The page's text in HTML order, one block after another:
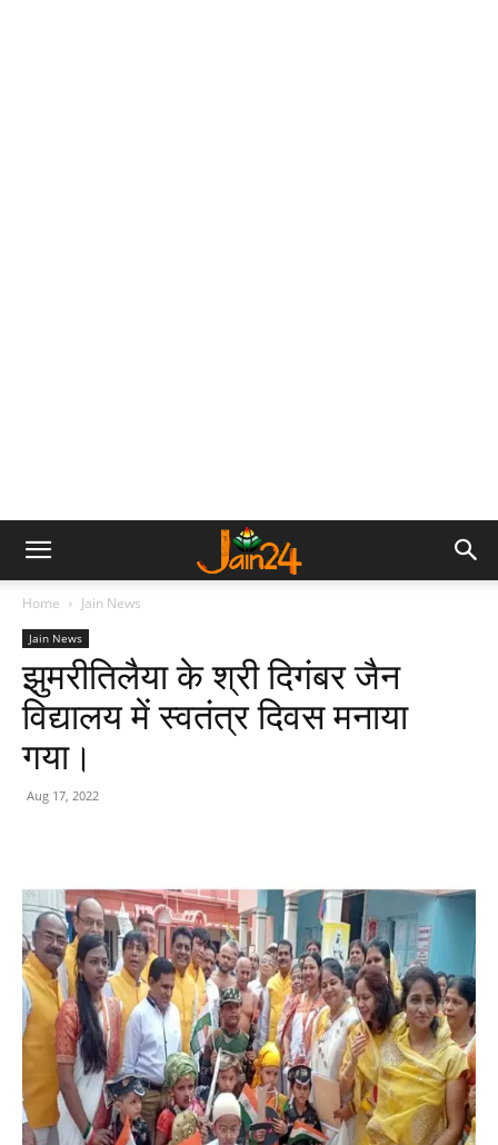
Home Jain News
Jain News
झुमरीतिलैया के श्री दिगंबर जैन
विद्यालय में स्वतंत्र दिवस मनाया
गया।
Aug 17, 2022